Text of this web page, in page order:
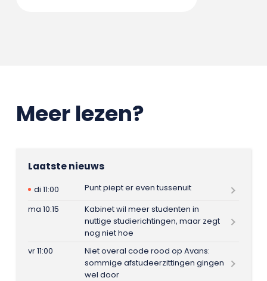
Meer lezen?
Laatste nieuws
di 11:00
Punt piept er even tussenuit
ma 10:15
Kabinet wil meer studenten in
nuttige studierichtingen, maar zegt
nog niet hoe
vr 11:00
Niet overal code rood op Avans:
sommige afstudeerzittingen gingen
wel door